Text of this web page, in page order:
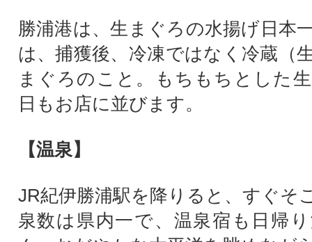
勝浦港は、生まぐろの水揚げ日本
は、捕獲後、冷凍ではなく冷蔵（
まぐろのこと。もちもちとした
日もお店に並びます。
【温泉】
JR紀伊勝浦駅を降りると、すぐそ
泉数は県内一で、温泉宿も日帰